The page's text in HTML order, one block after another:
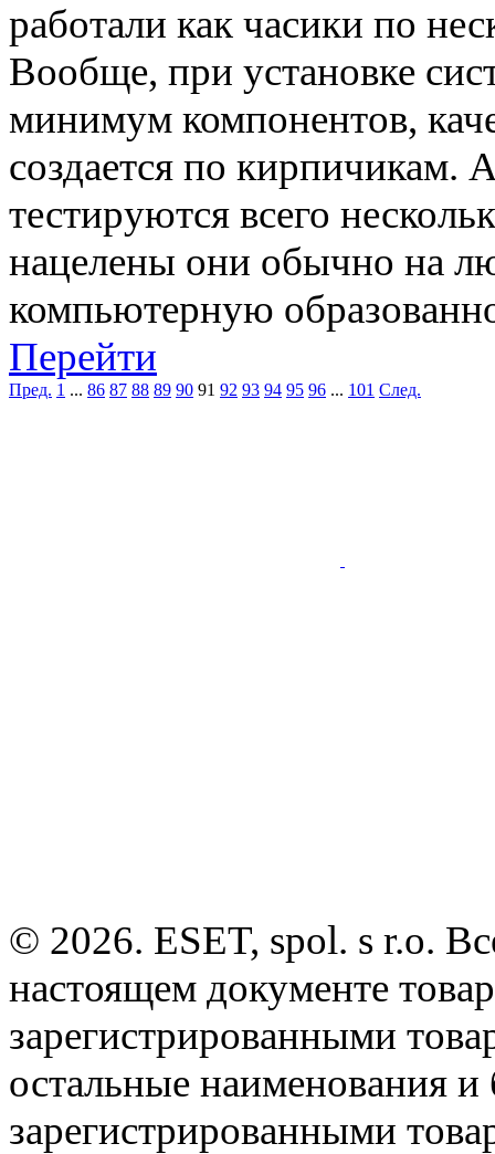
работали как часики по
Вообще, при установке
минимум компонентов,
создается по кирпичикам.
тестируются всего
нацелены они обычно на
компьютерную
Перейти
Пред. 1 ... 86 87 88 89 90 91 92 93 94 95 96 ... 101 След.
© 2026. ESET, spol. s r.o.
настоящем документе
зарегистрированными
остальные наименования
зарегистрированными